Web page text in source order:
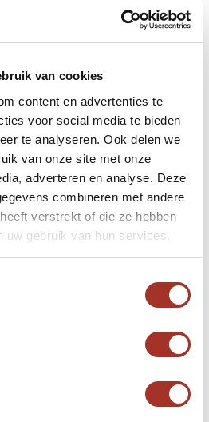
van cookies
content en advertenties te
voor social media te bieden
te analyseren. Ook delen we
van onze site met onze
adverteren en analyse. Deze
combineren met andere
verstrekt of die ze hebben
uw gebruik van hun services.
bent, ben je slechts een
van Israël, en andersom
is de snelste en
moet dit echter wel van te
manier kun je vanuit Israël
de zeven wereldwonderen,
enkele belangrijke zaken
een paspoort en visum
te houden, alles wat je
tussen beide
je het beste per auto
zelf doen tijdens een door
waarbij je ondersteuning
privéchauffeur. Ook als